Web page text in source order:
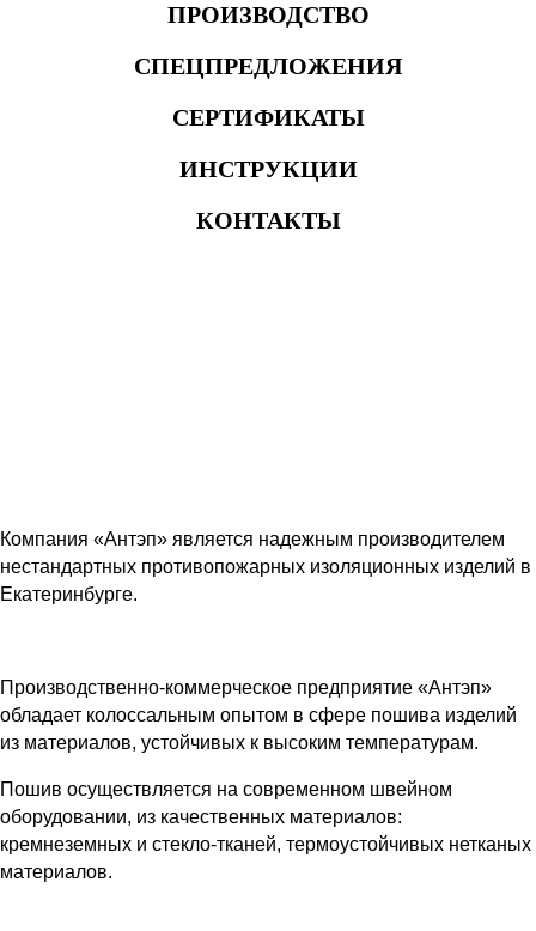
ПРОИЗВОДСТВО
СПЕЦПРЕДЛОЖЕНИЯ
СЕРТИФИКАТЫ
ИНСТРУКЦИИ
КОНТАКТЫ
Компания «Антэп» является надежным производителем
нестандартных противопожарных изоляционных изделий в
Екатеринбурге.
Производственно-коммерческое предприятие «Антэп»
обладает колоссальным опытом в сфере пошива изделий
из материалов, устойчивых к высоким температурам.
Пошив осуществляется на современном швейном
оборудовании, из качественных материалов:
кремнеземных и стекло-тканей, термоустойчивых нетканых
материалов.